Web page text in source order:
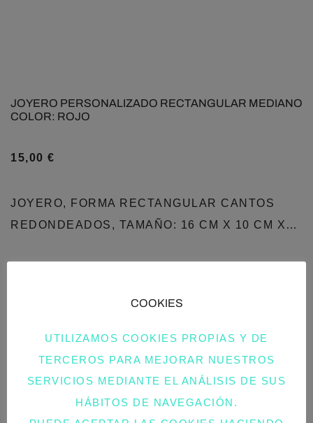
JOYERO PERSONALIZADO RECTANGULAR MEDIANO
COLOR: ROJO
15,00 €
JOYERO, FORMA RECTANGULAR CANTOS
REDONDEADOS, TAMAÑO: 16 CM X 10 CM X…
COOKIES
UTILIZAMOS COOKIES PROPIAS Y DE
TERCEROS PARA MEJORAR NUESTROS
SERVICIOS MEDIANTE EL ANÁLISIS DE SUS
HÁBITOS DE NAVEGACIÓN.